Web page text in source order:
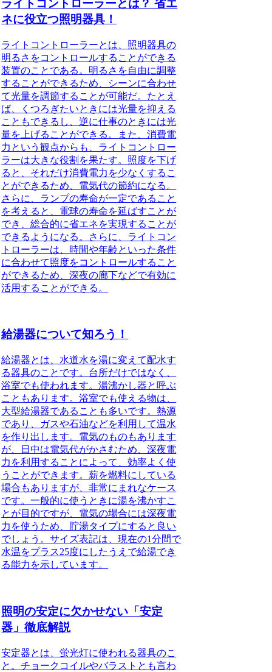
ライトコントローラーとは？ 省エ
ネに役立つ照明器具！
ライトコントローラーとは、 照明器具の
明るさをコントロールすることができる
装置のことである。明るさを自由に調整
することができるため、シーンに合わせ
て光量を調節することが可能だ。たとえ
ば、
くつろぎたいときには光量を抑える
こともできるし、逆に仕事のときには光
量を上げることができる。
また、消費電
力という観点からも、ライトコントロー
ラーは大きな役割を果たす。 照度を下げ
ると、それだけ消費電力を少なくするこ
とができるため、電気代の節約になる。
さらに、ランプの寿命が一定であること
を考えると、電球の寿命を延ばすことが
でき、総合的に省エネを実現することが
できるようになる。さらに、ライトコン
トローラーは、 時間や年齢といった条件
に合わせて照度をコントロールすること
ができるため、深夜の廊下などで有効に
活用することができる。
給湯器について知ろう！
給湯器とは、水道水を湯に変えて配水す
る器具のことです。台所だけではなく、
浴室でも使われます。湯沸かし器と呼ぶ
こともあります。浴室でも使える物は、
大型給湯器であることも多いです。熱源
であり、ガスや石油などを利用して温水
を作り出します。電気のものもあります
が、日中は電気代がかさむため、深夜電
力を利用することによって、効率よく使
うことができます。薪を燃料にしている
場合もありますが、非常にまれなケース
です。一般的に使うときに湯を沸かすこ
とが目的ですが、電気の場合には深夜電
力を使うため、貯湯タイプにすると良い
でしょう。サイズ表記は、現在の1分間で
水温をプラス25度にしたうえで給湯でき
る能力を示しています。
照明の安定に欠かせない「安定
器」徹底解説
安定器とは、蛍光灯に使われる器具のこ
と。チョークコイルやバラストとも言わ